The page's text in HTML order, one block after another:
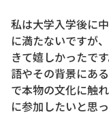
私は大学入学後に
に満たないですが
きて嬉しかったで
語やその背景にあ
で本物の文化に触
に参加したいと思